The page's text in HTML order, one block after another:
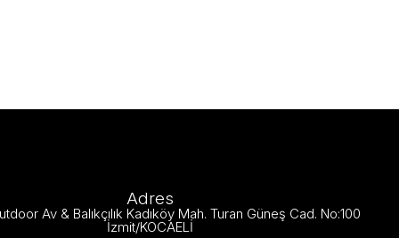
Adres
Av & Balıkçılık Kadıköy Mah. Turan Güneş Cad. No:100
İzmit/KOCAELİ